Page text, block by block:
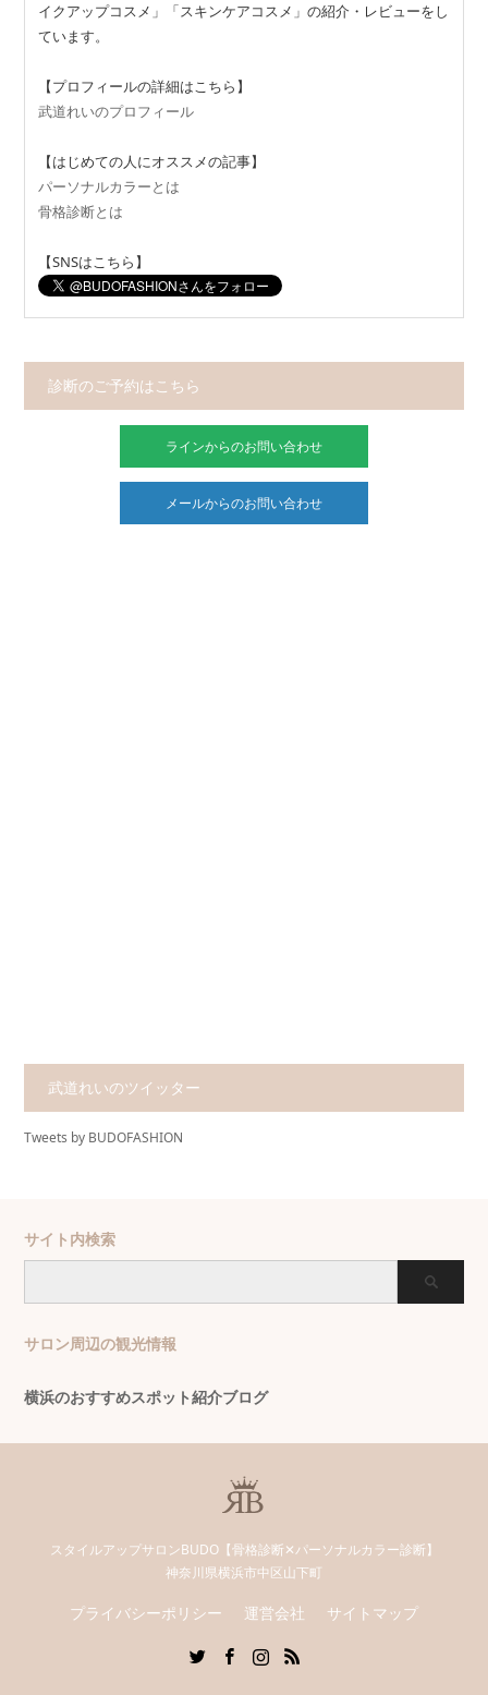
イクアップコスメ」「スキンケアコスメ」の紹介・レビューをし
ています。
【プロフィールの詳細はこちら】
武道れいのプロフィール
【はじめての人にオススメの記事】
パーソナルカラーとは
骨格診断とは
【SNSはこちら】
診断のご予約はこちら
ラインからのお問い合わせ
メールからのお問い合わせ
武道れいのツイッター
Tweets by BUDOFASHION
サイト内検索
サロン周辺の観光情報
横浜のおすすめスポット紹介ブログ
スタイルアップサロンBUDO【骨格診断✕パーソナルカラー診断】
神奈川県横浜市中区山下町
プライバシーポリシー 運営会社
サイトマップ
RSS